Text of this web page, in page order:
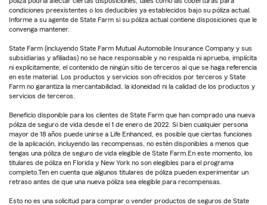
condiciones preexistentes o los deducibles ya establecidos bajo su póliza actual.
Informe a su agente de State Farm si su póliza actual contiene disposiciones que le
convenga mantener.
State Farm (incluyendo State Farm Mutual Automobile Insurance Company y sus
subsidiarias y afiliadas) no se hace responsable y no respalda ni aprueba, implícita
ni explícitamente, el contenido de ningún sitio de terceros al que se haga referencia
en este material. Los productos y servicios son ofrecidos por terceros y State
Farm no garantiza la mercantabilidad, la idoneidad ni la calidad de los productos y
servicios de terceros.
Beneficio disponible para los clientes de State Farm que han comprado una nueva
póliza de seguro de vida desde el 1 de enero de 2022. Si bien cualquier persona
mayor de 18 años puede unirse a Life Enhanced, es posible que ciertas funciones
de la aplicación, incluyendo las recompensas, no estén disponibles a menos que
tengas una póliza de seguro de vida elegible de State Farm.En este momento, los
titulares de póliza en Florida y New York no son elegibles para el programa
completo.Ten en cuenta que algunos titulares de póliza pueden experimentar un
retraso antes de que una nueva póliza sea elegible para recompensas.
Esto no es una solicitud para comprar o vender productos de seguros de State